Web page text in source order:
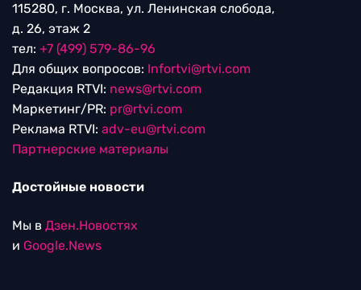
115280, г. Москва, ул. Ленинская слобода,
д. 26, этаж 2
тел: +7 (499) 579-86-96
Для общих вопросов: Infortvi@rtvi.com
Редакция RTVI: news@rtvi.com
Маркетинг/PR: pr@rtvi.com
Реклама RTVI: adv-eu@rtvi.com
Партнерские материалы
Достойные новости
Мы в Дзен.Новостях
и Google.News